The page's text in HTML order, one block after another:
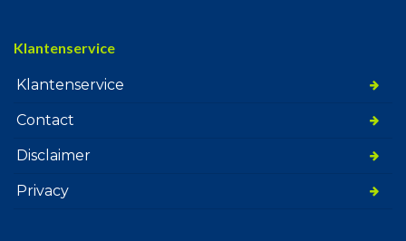
Klantenservice
Klantenservice
Contact
Disclaimer
Privacy